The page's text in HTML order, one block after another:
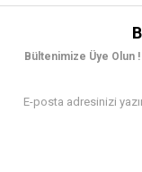
Bültenimize Üye Olun